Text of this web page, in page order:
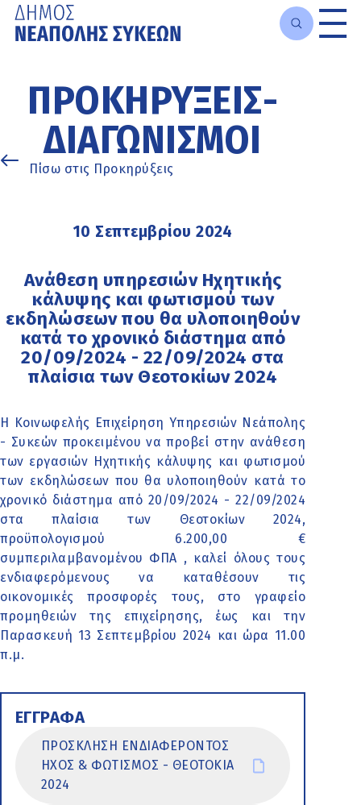
κυρίως
περιεχόμενο
ΠΡΟΚΗΡΎΞΕΙΣ-
ΔΙΑΓΩΝΙΣΜΟΊ
Πίσω στις Προκηρύξεις
10 Σεπτεμβρίου 2024
Ανάθεση υπηρεσιών Ηχητικής
κάλυψης και φωτισμού των
εκδηλώσεων που θα υλοποιηθούν
κατά το χρονικό διάστημα από
20/09/2024 - 22/09/2024 στα
πλαίσια των Θεοτοκίων 2024
Η Κοινωφελής Επιχείρηση Υπηρεσιών Νεάπολης
- Συκεών προκειμένου να προβεί στην ανάθεση
των εργασιών Ηχητικής κάλυψης και φωτισμού
των εκδηλώσεων που θα υλοποιηθούν κατά το
χρονικό διάστημα από 20/09/2024 - 22/09/2024
στα πλαίσια των Θεοτοκίων 2024,
προϋπολογισμού 6.200,00 €
συμπεριλαμβανομένου ΦΠΑ , καλεί όλους τους
ενδιαφερόμενους να καταθέσουν τις
οικονομικές προσφορές τους, στο γραφείο
προμηθειών της επιχείρησης, έως και την
Παρασκευή 13 Σεπτεμβρίου 2024 και ώρα 11.00
π.μ.
ΕΓΓΡΑΦΑ
ΠΡΟΣΚΛΗΣΗ ΕΝΔΙΑΦΕΡΟΝΤΟΣ
ΗΧΟΣ & ΦΩΤΙΣΜΟΣ - ΘΕΟΤΟΚΙΑ
2024